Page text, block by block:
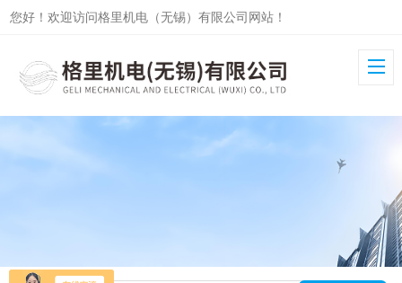
您好！欢迎访问格里机电（无锡）有限公司网站！